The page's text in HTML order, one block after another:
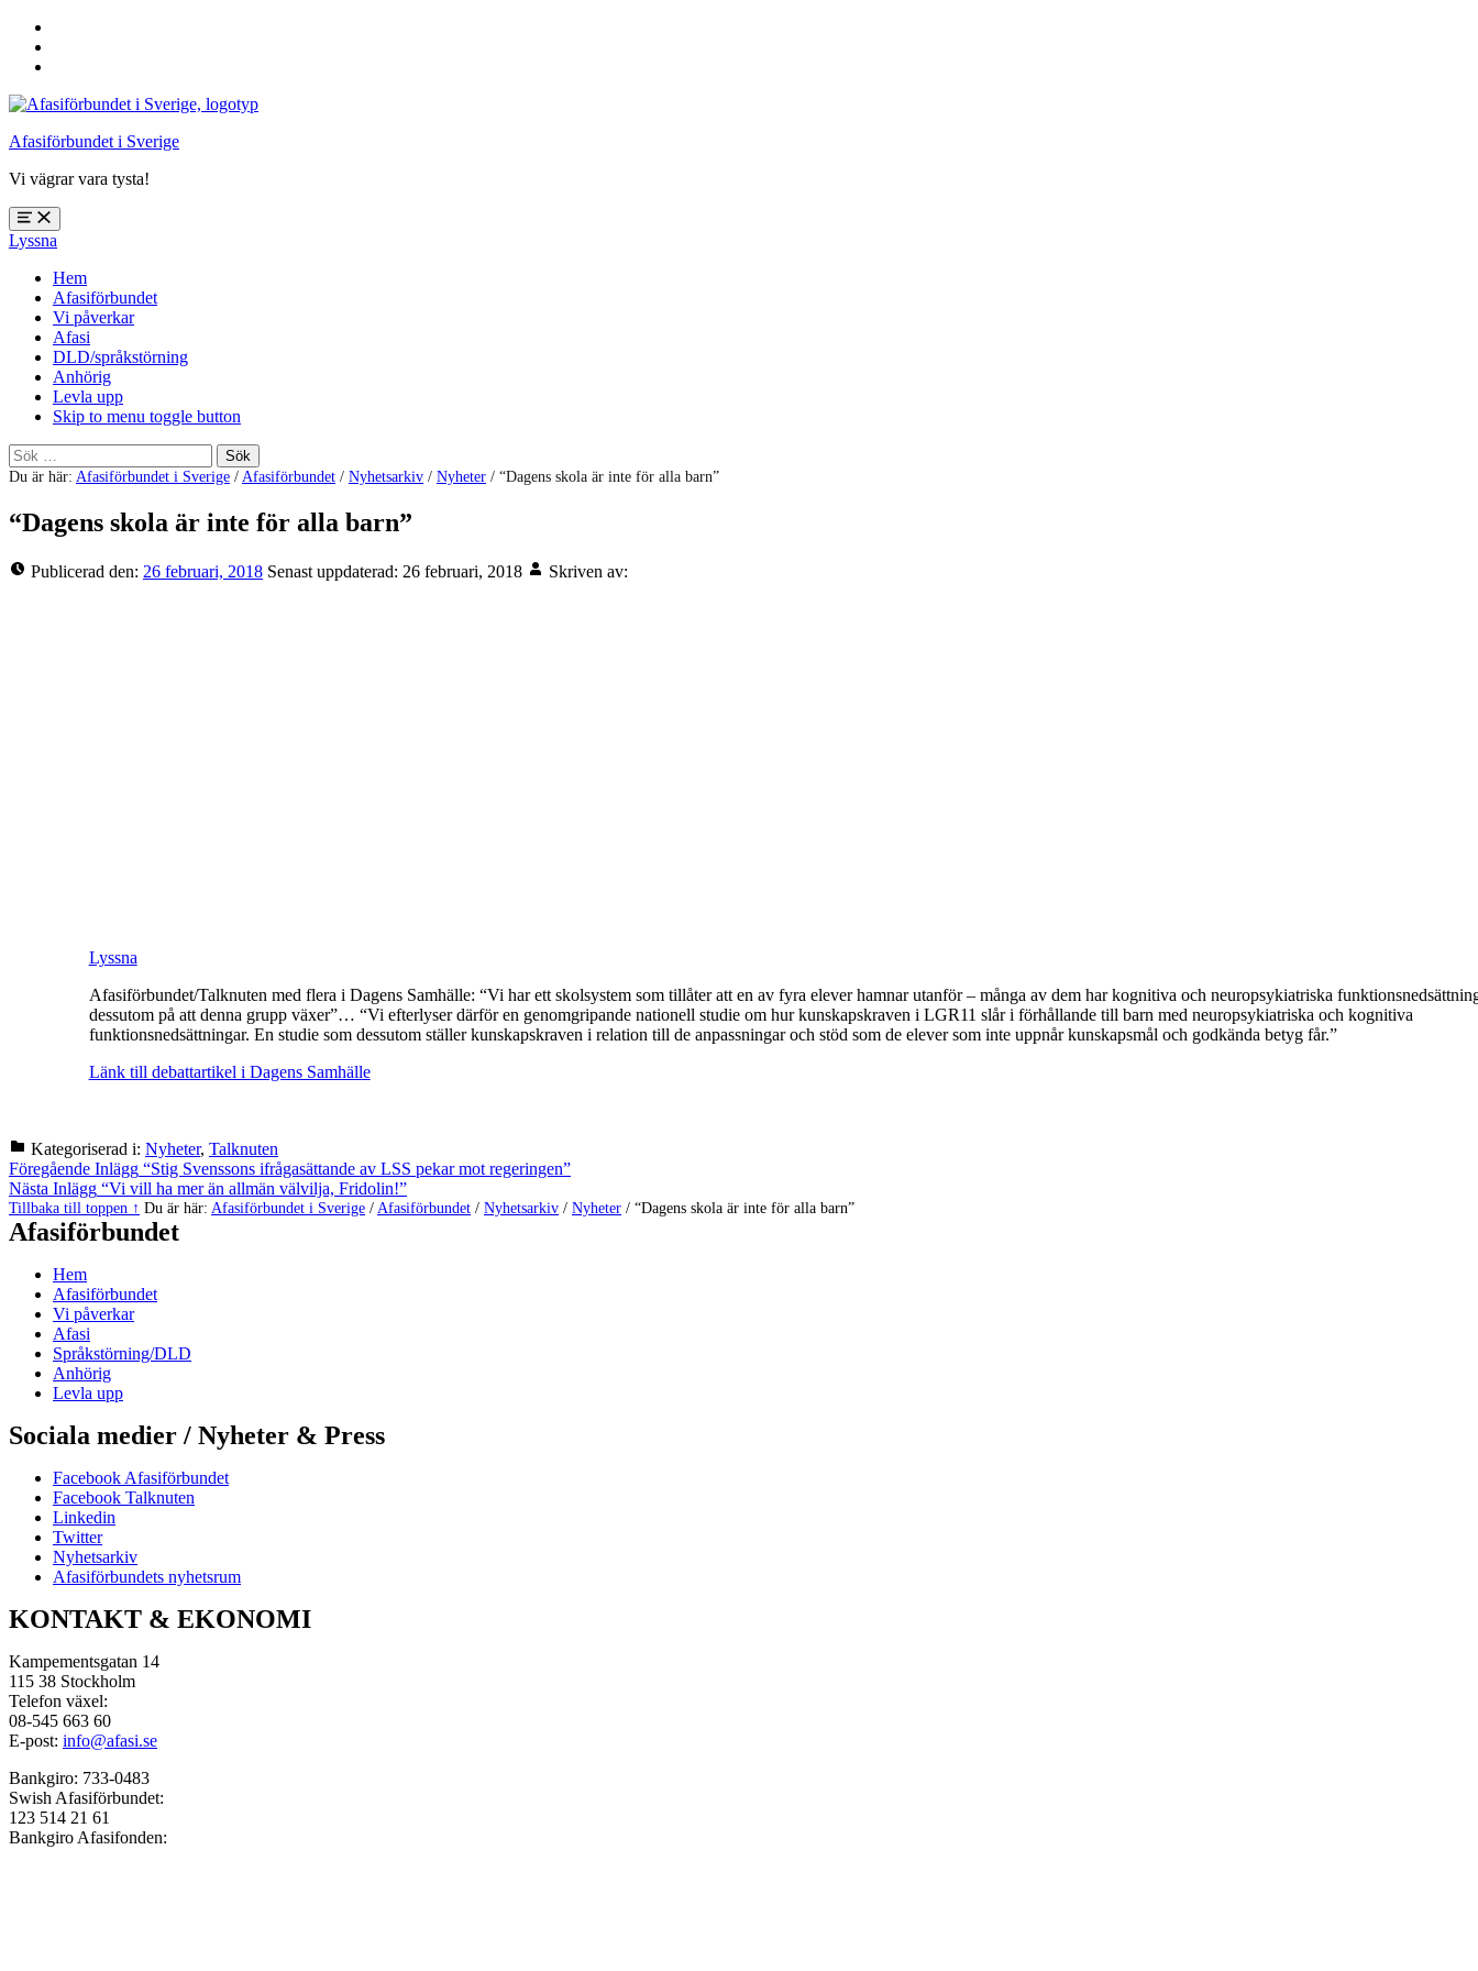
sidfoten
Afasiförbundet i Sverige
Vi vägrar vara tysta!
Öppna
meny:
%s
Lyssna
Hem
Afasiförbundet
Vi påverkar
Afasi
DLD/språkstörning
Anhörig
Levla upp
Skip to menu toggle button
Sök
efter:
Du är här: Afasiförbundet i Sverige /Afasiförbundet / Nyhetsarkiv / Nyheter / “Dagens skola är inte för alla barn”
“Dagens skola är inte för alla barn”
Publicerad den: 26 februari, 2018 Senast uppdaterad: 26 februari, 2018 Skriven av:
Lyssna
Afasiförbundet/Talknuten med flera i Dagens Samhälle: “Vi har ett skolsystem som tillåter att en av fyra elever hamnar utanför – många av dem har kognitiva och neuropsykiatriska
dessutom på att denna grupp växer”… “Vi efterlyser därför en genomgripande nationell studie om hur kunskapskraven i LGR11 slår i förhållande till barn med neuropsykiatriska och kognitiva
funktionsnedsättningar. En studie som dessutom ställer kunskapskraven i relation till de anpassningar och stöd som de elever som inte uppnår kunskapsmål och godkända betyg får.”
Länk till debattartikel i Dagens Samhälle
Kategoriserad i: Nyheter, Talknuten
Hoppa
tillbaka
till
huvudnavigeringen
Inläggsnavigering
Föregående Inlägg “Stig Svenssons ifrågasättande av LSS pekar mot regeringen”
Nästa Inlägg “Vi vill ha mer än allmän välvilja, Fridolin!”
Tillbaka till toppen ↑ Du är här: Afasiförbundet i Sverige / Afasiförbundet / Nyhetsarkiv / Nyheter / “Dagens skola är inte för alla barn”
Afasiförbundet
Hem
Afasiförbundet
Vi påverkar
Afasi
Språkstörning/DLD
Anhörig
Levla upp
Sociala medier / Nyheter & Press
Facebook Afasiförbundet
Facebook Talknuten
Linkedin
Twitter
Nyhetsarkiv
Afasiförbundets nyhetsrum
KONTAKT & EKONOMI
Kampementsgatan 14
115 38 Stockholm
Telefon växel:
08-545 663 60
E-post: info@afasi.se
Bankgiro: 733-0483
Swish Afasiförbundet:
123 514 21 61
Bankgiro Afasifonden: